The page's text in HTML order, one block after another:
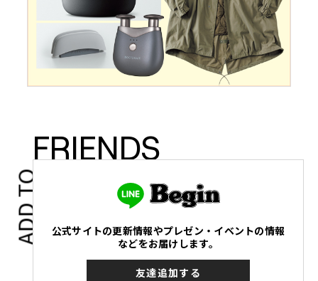
ADD TO
FRIENDS
公式サイトの更新情報やプレゼン・イベントの情報
などをお届けします。
友達追加する